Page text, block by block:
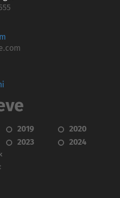
2019
2020
2023
2024